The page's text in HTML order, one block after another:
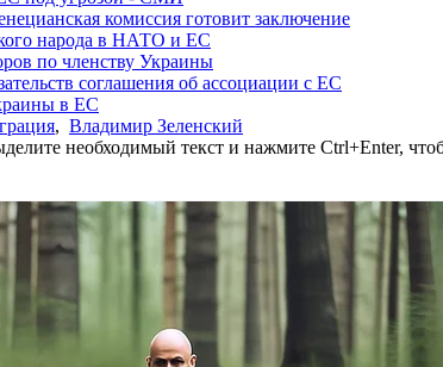
комиссия готовит заключение
народа в НАТО и ЕС
по членству Украины
соглашения об ассоциации с ЕС
в ЕС
, Владимир Зеленский
необходимый текст и нажмите Ctrl+Enter,